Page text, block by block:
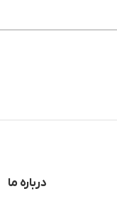
درباره ما